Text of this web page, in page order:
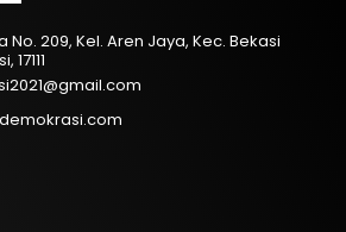
No. 209, Kel. Aren Jaya, Kec. Bekasi